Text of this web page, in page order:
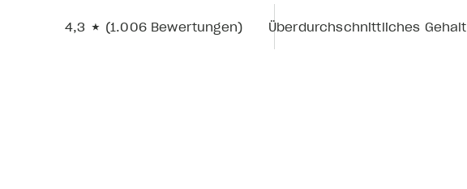
4,3 ★ (1.006 Bewertungen) Überdurchschnittliches Gehalt